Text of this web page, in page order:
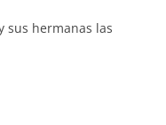
sus hermanas las